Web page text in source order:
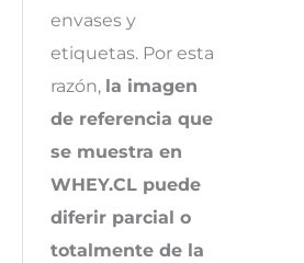
envases y
etiquetas. Por esta
razón, la imagen
de referencia que
se muestra en
WHEY.CL puede
diferir parcial o
totalmente de la